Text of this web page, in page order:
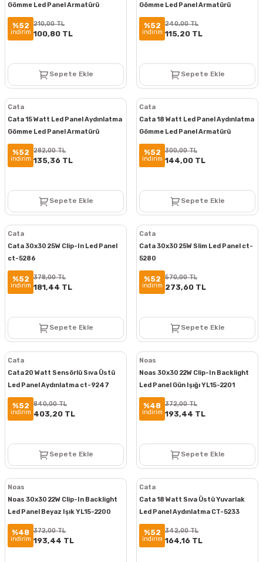
Gömme Led Panel Armatürü
Alüminyum Kasa ct-5146
%52
indirim
210,00 TL
100,80 TL
Sepete Ekle
Gömme Led Panel Armatürü
Alüminyum Kasa ct-5147
%52
indirim
240,00 TL
115,20 TL
Sepete Ekle
Cata
Cata 15 Watt Led Panel Aydınlatma
Gömme Led Panel Armatürü
Alüminyum Kasa ct-5148
%52
indirim
282,00 TL
135,36 TL
Sepete Ekle
Cata
Cata 18 Watt Led Panel Aydınlatma
Gömme Led Panel Armatürü
Alüminyum Kasa ct-5169
%52
indirim
300,00 TL
144,00 TL
Sepete Ekle
Cata
Cata 30x30 25W Clip-In Led Panel
ct-5286
%52
indirim
378,00 TL
181,44 TL
Sepete Ekle
Cata
Cata 30x30 25W Slim Led Panel ct-
5280
%52
indirim
570,00 TL
273,60 TL
Sepete Ekle
Cata
Cata 20 Watt Sensörlü Sıva Üstü
Led Panel Aydınlatma ct-9247
%52
indirim
840,00 TL
403,20 TL
Sepete Ekle
Noas
Noas 30x30 22W Clip-In Backlight
Led Panel Gün Işığı YL15-2201
%48
indirim
372,00 TL
193,44 TL
Sepete Ekle
Noas
Noas 30x30 22W Clip-In Backlight
Led Panel Beyaz Işık YL15-2200
%48
indirim
372,00 TL
193,44 TL
Cata
Cata 18 Watt Sıva Üstü Yuvarlak
Led Panel Aydınlatma CT-5233
%52
indirim
342,00 TL
164,16 TL